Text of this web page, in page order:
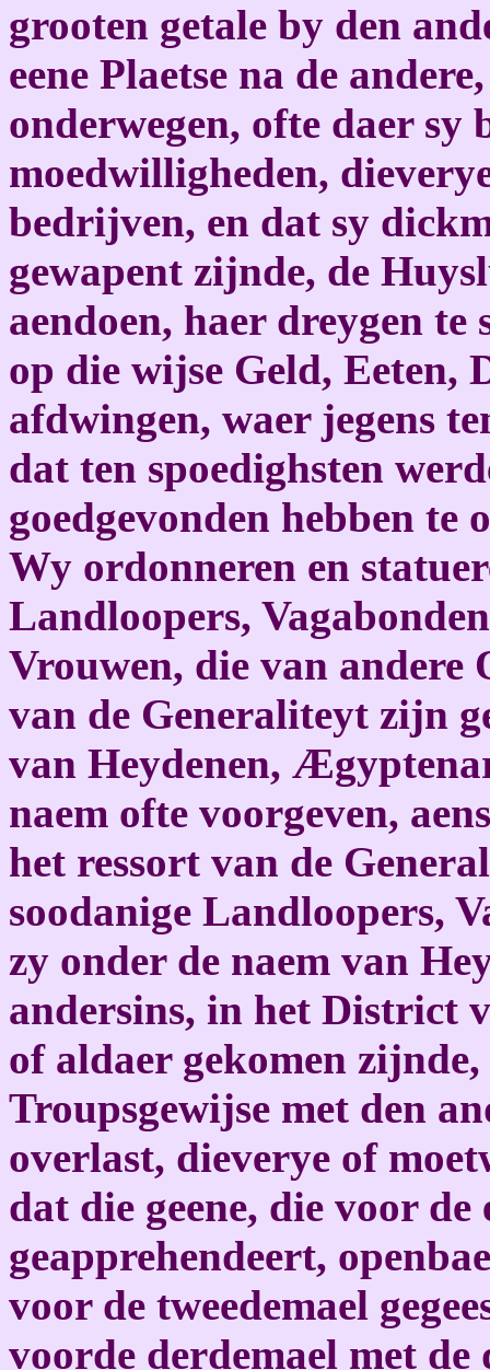
grooten getale by den
eene Plaetse na de
onderwegen, ofte daer sy
moedwilligheden,
bedrijven, en dat sy
gewapent zijnde, de
aendoen, haer dreygen
op die wijse Geld, Eeten,
afdwingen, waer jegens
dat ten spoedighsten
goedgevonden hebben te
Wy ordonneren en
Landloopers,
Vrouwen, die van andere
van de Generaliteyt zijn
van Heydenen,
naem ofte voorgeven,
het ressort van de
soodanige Landloopers,
zy onder de naem van
andersins, in het District
of aldaer gekomen
Troupsgewijse met den
overlast, dieverye of
dat die geene, die voor
geapprehendeert,
voor de tweedemael
voorde derdemael met de